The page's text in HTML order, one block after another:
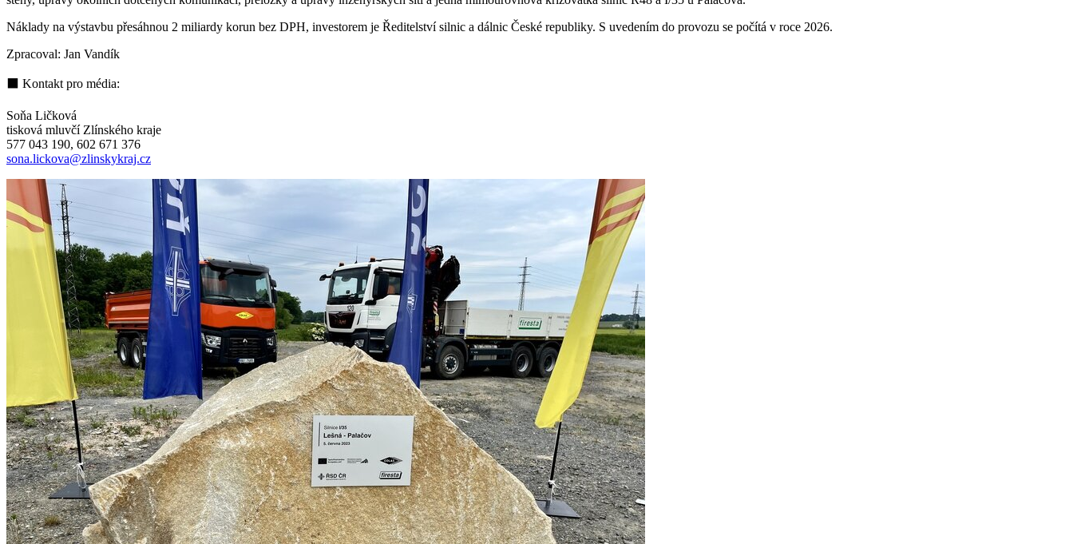
Náklady na výstavbu přesáhnou 2 miliardy korun bez DPH, investorem je Ředitelství silnic a dálnic České republiky. S uvedením do provozu se počítá v roce 2026.
Zpracoval: Jan Vandík
⬛ Kontakt pro média:
Soňa Ličková
tisková mluvčí Zlínského kraje
577 043 190, 602 671 376
sona.lickova@zlinskykraj.cz